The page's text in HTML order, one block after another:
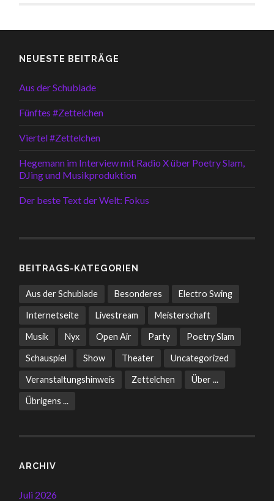
NEUESTE BEITRÄGE
Aus der Schublade
Fünftes #Zettelchen
Viertel #Zettelchen
Hegemann im Interview mit Radio X über Poetry Slam,
DJing und Musikproduktion
Der beste Text der Welt: Fokus
BEITRAGS-KATEGORIEN
Aus der Schublade Besonderes Electro Swing
Internetseite Livestream Meisterschaft
Musik Nyx Open Air Party Poetry Slam
Schauspiel Show Theater Uncategorized
Veranstaltungshinweis Zettelchen Über ...
Übrigens ...
ARCHIV
Juli 2026